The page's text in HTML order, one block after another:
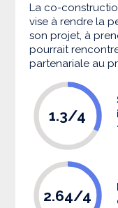
La co-
vise à rendre la
son projet, à
pourrait
partenariale au
1.3/4
2.64/4